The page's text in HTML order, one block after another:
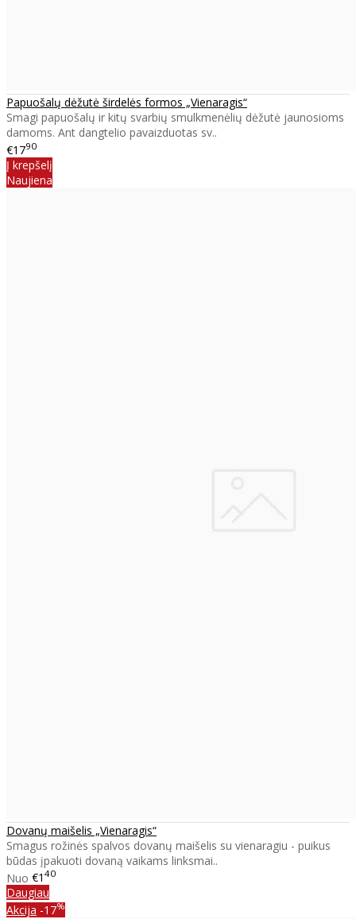
Papuošalų dėžutė širdelės formos „Vienaragis“
Smagi papuošalų ir kitų svarbių smulkmenėlių dėžutė jaunosioms
damoms. Ant dangtelio pavaizduotas sv..
€1790
Į krepšelį
Naujiena
Dovanų maišelis „Vienaragis“
Smagus rožinės spalvos dovanų maišelis su vienaragiu - puikus
būdas įpakuoti dovaną vaikams linksmai..
Nuo €1 40
Daugiau
Akcija -17%